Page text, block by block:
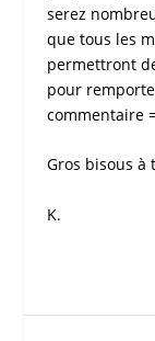
serez
que tous les
permettront
pour
commentaire
Gros bisous à
K.